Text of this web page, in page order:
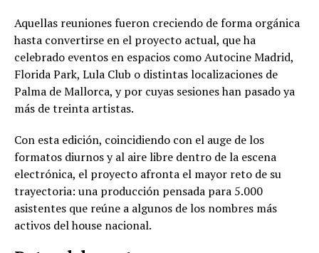
Aquellas reuniones fueron creciendo de forma orgánica
hasta convertirse en el proyecto actual, que ha
celebrado eventos en espacios como Autocine Madrid,
Florida Park, Lula Club o distintas localizaciones de
Palma de Mallorca, y por cuyas sesiones han pasado ya
más de treinta artistas.
Con esta edición, coincidiendo con el auge de los
formatos diurnos y al aire libre dentro de la escena
electrónica, el proyecto afronta el mayor reto de su
trayectoria: una producción pensada para 5.000
asistentes que reúne a algunos de los nombres más
activos del house nacional.